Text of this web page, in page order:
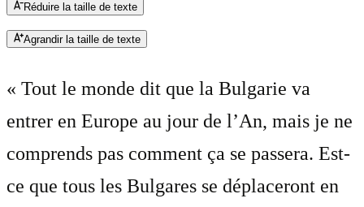
Réduire la taille de texte
Agrandir la taille de texte
« Tout le monde dit que la Bulgarie va
entrer en Europe au jour de l’An, mais je ne
comprends pas comment ça se passera. Est-
ce que tous les Bulgares se déplaceront en